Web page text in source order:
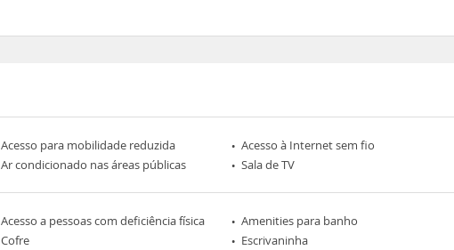
Acesso para mobilidade reduzida Acesso à Internet sem fio
Ar condicionado nas áreas públicas
Sala de TV
Acesso a pessoas com deficiência física Amenities para banho
Cofre
Escrivaninha